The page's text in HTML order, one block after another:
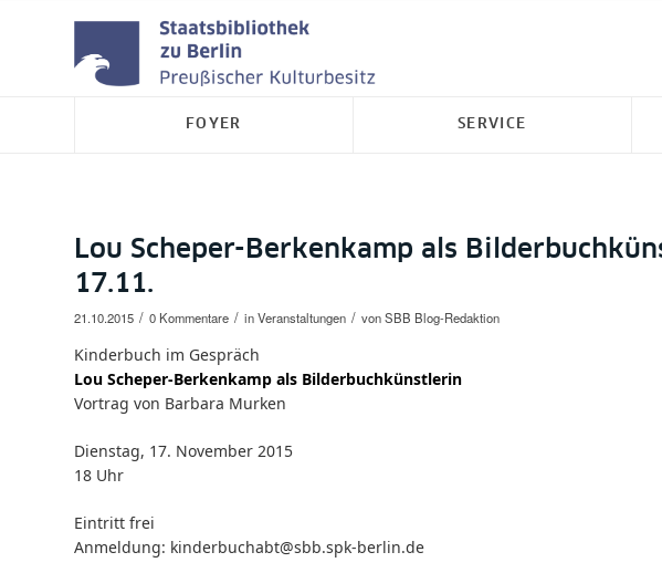
FOYER SERVICE
Lou Scheper-Berkenkamp als
17.11.
21.10.2015 / 0 Kommentare / inVeranstaltungen / vonSBB Blog-Redaktion
Kinderbuch im Gespräch
Lou Scheper-Berkenkamp als Bilderbuchkünstlerin
Vortrag von Barbara Murken
Dienstag, 17. November 2015
18 Uhr
Eintritt frei
Anmeldung: kinderbuchabt@sbb.spk-berlin.de